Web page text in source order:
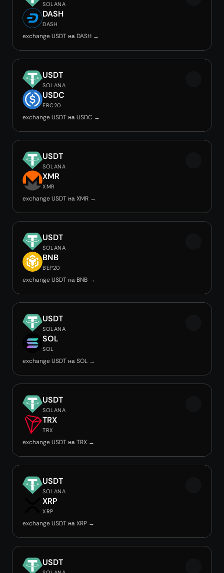
SOLANA
DASH
DASH
exchange USDT на DASH →
USDT
SOLANA
USDC
ERC20
exchange USDT на USDC →
USDT
SOLANA
XMR
XMR
exchange USDT на XMR →
USDT
SOLANA
BNB
BEP20
exchange USDT на BNB →
USDT
SOLANA
SOL
SOL
exchange USDT на SOL →
USDT
SOLANA
TRX
TRX
exchange USDT на TRX →
USDT
SOLANA
XRP
XRP
exchange USDT на XRP →
USDT